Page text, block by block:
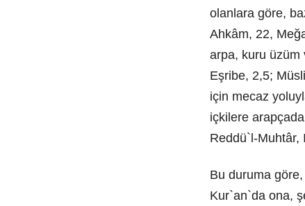
olanlara göre,
Ahkâm, 22,
arpa, kuru üzüm
Eşribe, 2,5;
için mecaz
içkilere
Reddü`l-Muhtâr,
Bu duruma
Kur`an`da ona,